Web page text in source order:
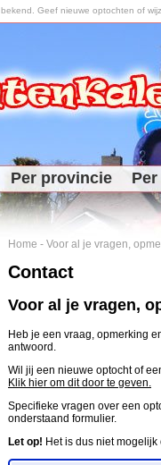
bekend. Geef nieuwe optochten of
Per provincie
Home - Voor al je vragen,
Contact
Voor al je vragen,
Heb je een vraag, opmerking
antwoord.
Wil jij een nieuwe optocht of
Klik hier om dit door te geven.
Specifieke vragen over een
onderstaand formulier.
Let op! Het is dus niet